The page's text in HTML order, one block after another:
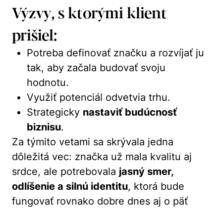
Výzvy, s ktorými klient
prišiel:
Potreba definovať značku a rozvíjať ju
tak, aby začala budovať svoju
hodnotu.
Využiť potenciál odvetvia trhu.
Strategicky nastaviť budúcnosť
biznisu.
Za týmito vetami sa skrývala jedna
dôležitá vec: značka už mala kvalitu aj
srdce, ale potrebovala jasný smer,
odlíšenie a silnú identitu, ktorá bude
fungovať rovnako dobre dnes aj o päť